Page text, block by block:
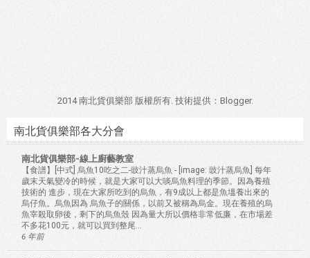
2014 南北貨俱樂部 版權所有. 技術提供： Blogger.
南北貨俱樂部各大分會
南北貨俱樂部-線上廚藝教室
【食譜】[中式] 烏魚10吃之二-豉汁蒸烏魚 - [image: 豉汁蒸烏魚] 每年
歲末天氣變冷的時候，就是大家可以大啖烏魚料理的季節。因為養殖
技術的 進步，現在大家所吃到的烏魚，有9成以上都是魚塭養出來的
烏仔魚。烏魚因為 烏魚子的關係，以前又被稱為烏金。現在養殖的烏
魚宰殺取卵後，剩下的烏魚殼 因為量大所以價格非常低廉，在市場差
不多花100元，就可以買到整尾...
6 年前